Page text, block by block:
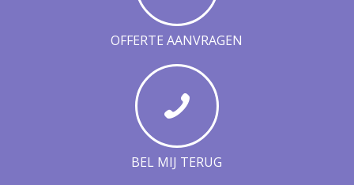
OFFERTE AANVRAGEN
BEL MIJ TERUG